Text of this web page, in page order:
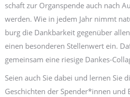
schaft zur Organ­spende auch nach
werden. Wie in jedem Jahr nimmt
burg die Dank­barkeit gegenüber
einen besonderen Stellen­wert ein.
gemeinsam eine riesige Dankes-
Seien auch Sie dabei und lernen Sie
Geschichten der Spender*innen und